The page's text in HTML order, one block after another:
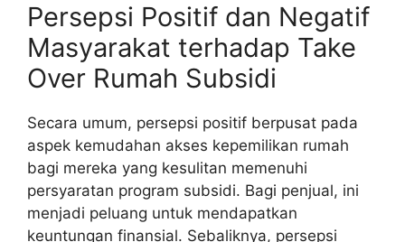
Persepsi Positif dan Negatif
Masyarakat terhadap Take
Over Rumah Subsidi
Secara umum, persepsi positif berpusat pada
aspek kemudahan akses kepemilikan rumah
bagi mereka yang kesulitan memenuhi
persyaratan program subsidi. Bagi penjual, ini
menjadi peluang untuk mendapatkan
keuntungan finansial. Sebaliknya, persepsi